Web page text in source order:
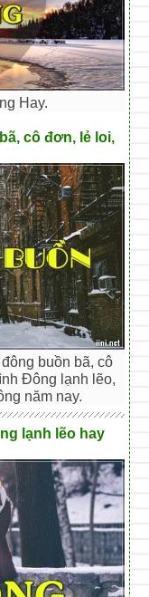
Hay.
cô đơn, lẻ loi,
buồn bã, cô
Đông lạnh lẽo,
năm nay.
lạnh lẽo hay